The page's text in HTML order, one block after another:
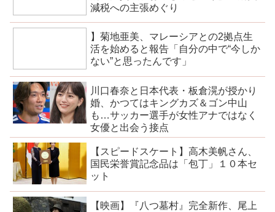
減税への主張めぐり
】菊地亜美、マレーシアとの2拠点生
活を始めると報告「自分の中で“今しか
ない”と思ったんです」
川口春奈と日本代表・板倉滉が授かり
婚、かつてはキングカズ＆ゴン中山
も…サッカー選手が女性アナではなく
女優と出会う接点
【スピードスケート】高木美帆さん、
国民栄誉賞記念品は「包丁」１０本セ
ット
【映画】『八つ墓村』完全新作、尾上